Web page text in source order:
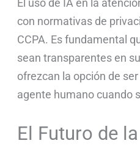
El uso de IA en la
con normativas de
CCPA. Es fundamental
sean transparentes en
ofrezcan la opción de
agente humano cuando
El Futuro de